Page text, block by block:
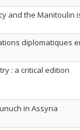
and the Manitoulin
diplomatiques
: a critical edition
in Assyria